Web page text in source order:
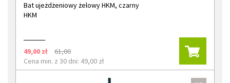
Bat ujeżdżeniowy żelowy HKM, czarny
HKM
49,00 zł
61,00
Cena min. z 30 dni: 49,00 zł